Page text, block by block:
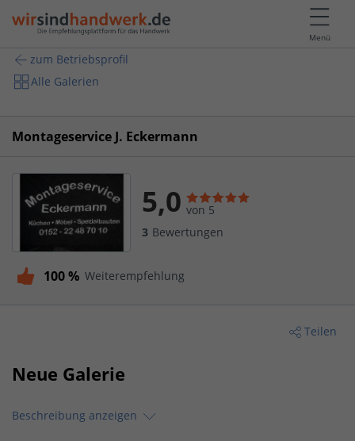
Menü
zum Betriebsprofil
Alle Galerien
Montageservice J. Eckermann
5,0 von 5
3 Bewertungen
100 % Weiterempfehlung
Teilen
Neue Galerie
Beschreibung anzeigen